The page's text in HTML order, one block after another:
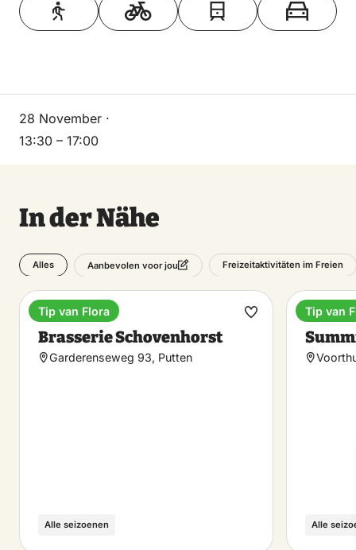
28 November ·
13:30 – 17:00
In der Nähe
Alles Aanbevolen voor jou Freizeitaktivitäten im Freien
Anwesen
Brasserie Schovenhorst
Garderenseweg 93, Putten
Alle seizoenen
Tip van Flora
Favorit
Alle
Tip van